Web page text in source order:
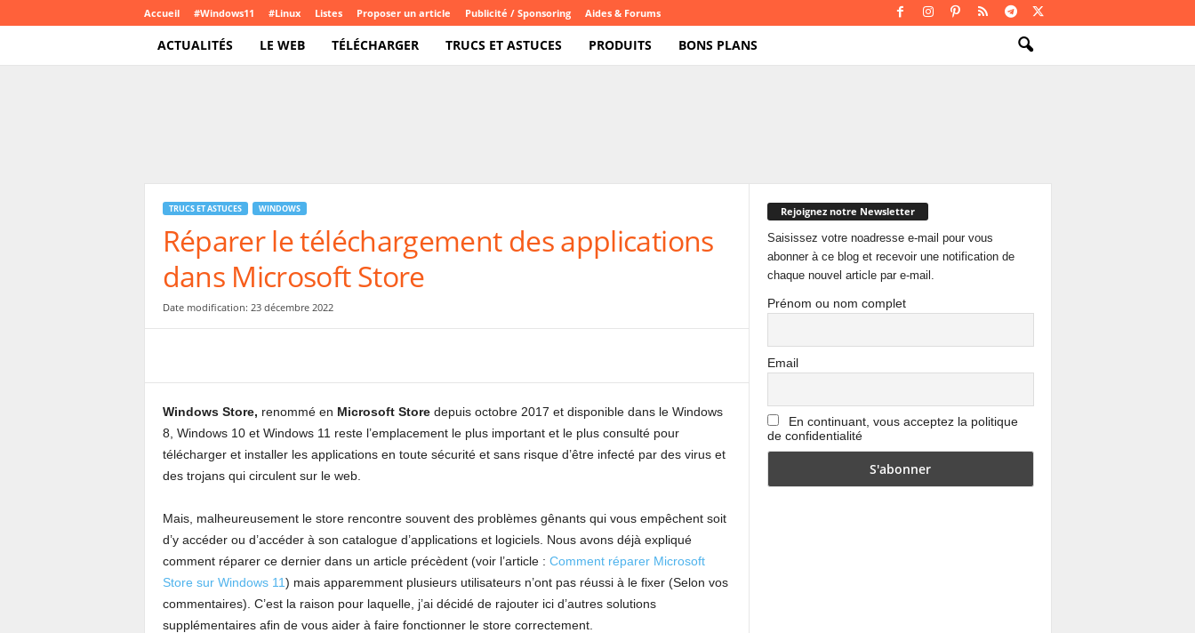
Accueil #Windows11 #Linux Listes Proposer un article Publicité / Sponsoring Aides & Forums
ACTUALITÉS LE WEB TÉLÉCHARGER TRUCS ET ASTUCES PRODUITS BONS PLANS
TRUCS ET ASTUCES WINDOWS
Réparer le téléchargement des applications
dans Microsoft Store
Date modification: 23 décembre 2022
Windows Store, renommé en Microsoft Store depuis octobre 2017 et disponible dans le Windows
8, Windows 10 et Windows 11 reste l’emplacement le plus important et le plus consulté pour
télécharger et installer les applications en toute sécurité et sans risque d’être infecté par des virus et
des trojans qui circulent sur le web.
Mais, malheureusement le store rencontre souvent des problèmes gênants qui vous empêchent soit
d’y accéder ou d’accéder à son catalogue d’applications et logiciels. Nous avons déjà expliqué
comment réparer ce dernier dans un article précèdent (voir l’article : Comment réparer Microsoft
Store sur Windows 11) mais apparemment plusieurs utilisateurs n’ont pas réussi à le fixer (Selon vos
commentaires). C’est la raison pour laquelle, j’ai décidé de rajouter ici d’autres solutions
supplémentaires afin de vous aider à faire fonctionner le store correctement.
Rejoignez notre Newsletter
Saisissez votre noadresse e-mail pour vous
abonner à ce blog et recevoir une notification de
chaque nouvel article par e-mail.
Prénom ou nom complet
Email
En continuant, vous acceptez la politique
de confidentialité